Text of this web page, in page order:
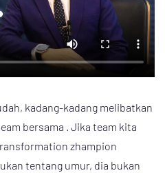
kadang-kadang melibatkan
bersama . Jika team kita
zhampion
tentang umur, dia bukan